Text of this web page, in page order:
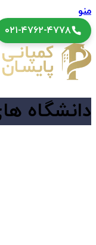
منو
۰۲۱-۴۷۶۲-۴۷۷۸
دانشگاه